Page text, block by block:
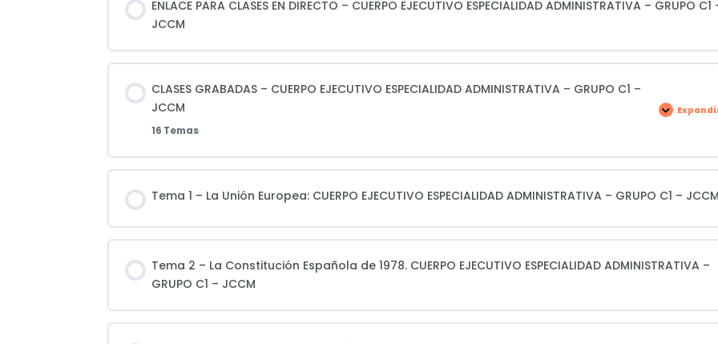
ENLACE PARA CLASES EN DIRECTO – CUERPO EJECUTIVO ESPECIALIDAD ADMINISTRATIVA – GRUPO C1
JCCM
CLASES GRABADAS – CUERPO EJECUTIVO ESPECIALIDAD ADMINISTRATIVA – GRUPO C1 –
JCCM
16 Temas
Tema 1 – La Unión Europea: CUERPO EJECUTIVO ESPECIALIDAD ADMINISTRATIVA – GRUPO C1 –
Tema 2 – La Constitución Española de 1978. CUERPO EJECUTIVO ESPECIALIDAD ADMINISTRATIVA –
GRUPO C1 – JCCM